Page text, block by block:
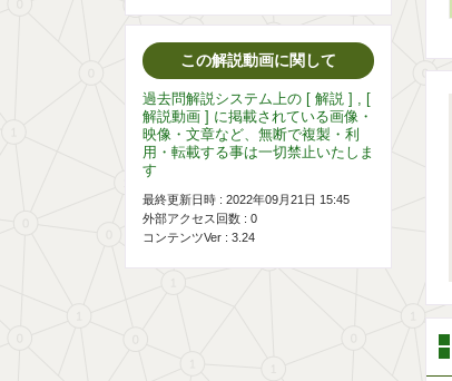
この解説動画に関して
過去問解説システム上の [ 解説 ] , [
解説動画 ] に掲載されている画像・
映像・文章など、無断で複製・利
用・転載する事は一切禁止いたしま
す
最終更新日時 : 2022年09月21日 15:45
外部アクセス回数 : 0
コンテンツVer : 3.24